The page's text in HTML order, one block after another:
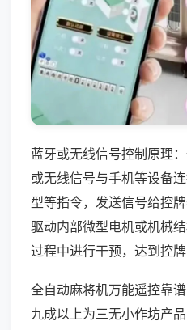
蓝牙或无线信号控制原理
或无线信号与手机等设备
型等指令，发送信号给控
驱动内部微型电机或机械
过程中进行干预，达到控牌
全自动麻将机万能遥控靠
九成以上为三无小作坊产